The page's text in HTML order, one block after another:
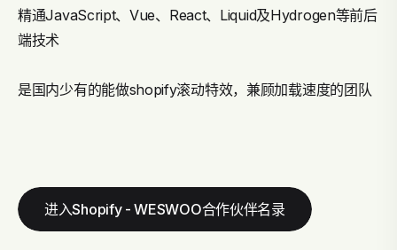
精通JavaScript、Vue、React、Liquid及Hydrogen等前后
端技术
是国内少有的能做shopify滚动特效，兼顾加载速度的团队
进入Shopify - WESWOO合作伙伴名录